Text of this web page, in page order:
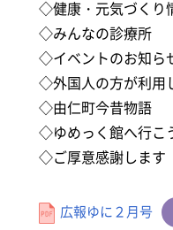
◇健康・元気づくり
◇みんなの診療所
◇イベントのお知ら
◇外国人の方が利用
◇由仁町今昔物語
◇ゆめっく館へ行こ
◇ご厚意感謝します
広報ゆに２月号